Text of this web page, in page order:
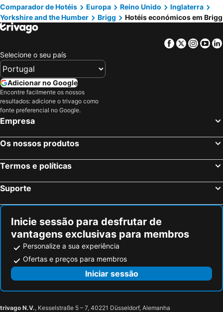
Comparador de Hotéis Europa Reino Unido
Inglaterra
Yorkshire and the Humber
Brigg Hotéis económicos em Brigg
Facebook
Twitter
Selecione o seu país
Adicionar no Google
Encontre facilmente os nossos
resultados: adicione o trivago como
fonte preferencial no Google.
Empresa
Os nossos produtos
Termos e políticas
Suporte
Inicie sessão para desfrutar de
vantagens exclusivas para membros
Personalize a sua experiência
Ofertas e preços para membros
Iniciar sessão
trivago N.V., Kesselstraße 5 – 7, 40221 Düsseldorf, Alemanha